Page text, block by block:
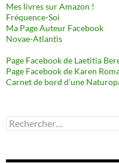
Mes livres sur Amazon !
Fréquence-Soi
Ma Page Auteur Facebook
Novae-Atlantis
Page Facebook de Laetitia
Page Facebook de Karen
Carnet de bord d’une
Rechercher :